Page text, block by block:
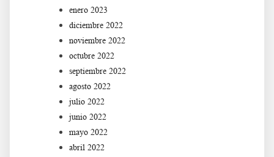
enero 2023
diciembre 2022
noviembre 2022
octubre 2022
septiembre 2022
agosto 2022
julio 2022
junio 2022
mayo 2022
abril 2022